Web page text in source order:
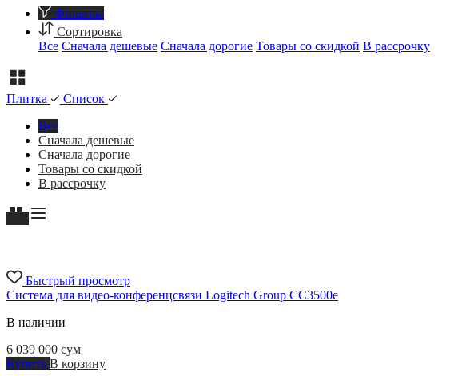
Фильтры
Сортировка
Все Сначала дешевые Сначала дорогие Товары со скидкой В рассрочку
Плитка
Список
Все
Сначала дешевые
Сначала дорогие
Товары со скидкой
В рассрочку
Быстрый просмотр
Система для видео-конференцсвязи Logitech Group CC3500e
В наличии
6 039 000 сум
Купить В корзину